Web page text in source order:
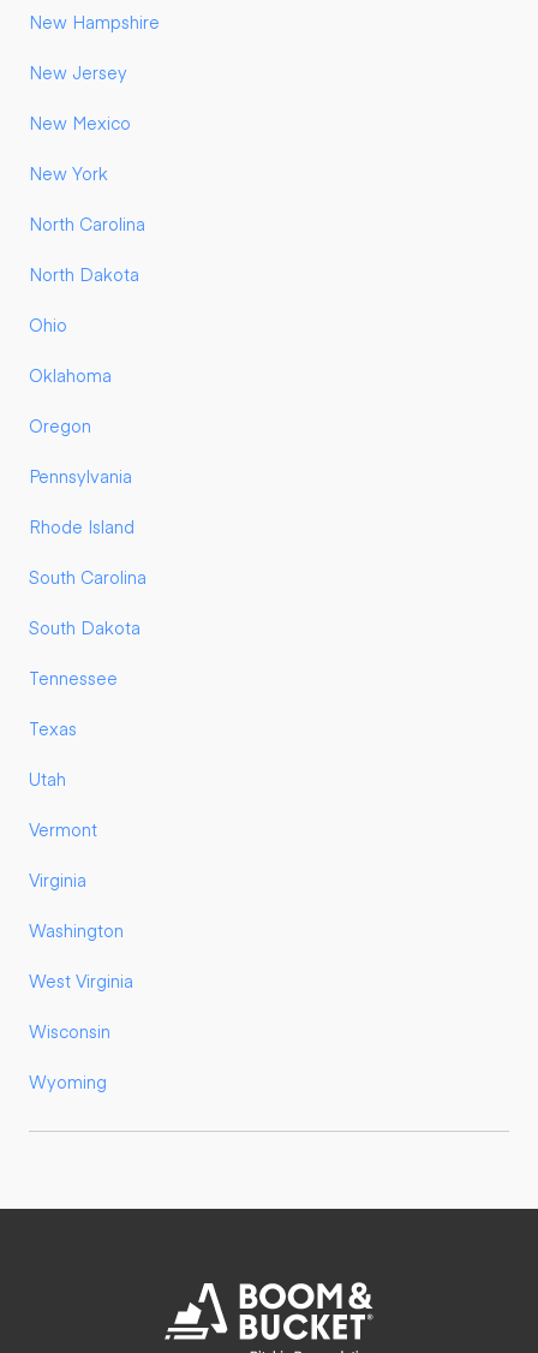
New Hampshire
New Jersey
New Mexico
New York
North Carolina
North Dakota
Ohio
Oklahoma
Oregon
Pennsylvania
Rhode Island
South Carolina
South Dakota
Tennessee
Texas
Utah
Vermont
Virginia
Washington
West Virginia
Wisconsin
Wyoming